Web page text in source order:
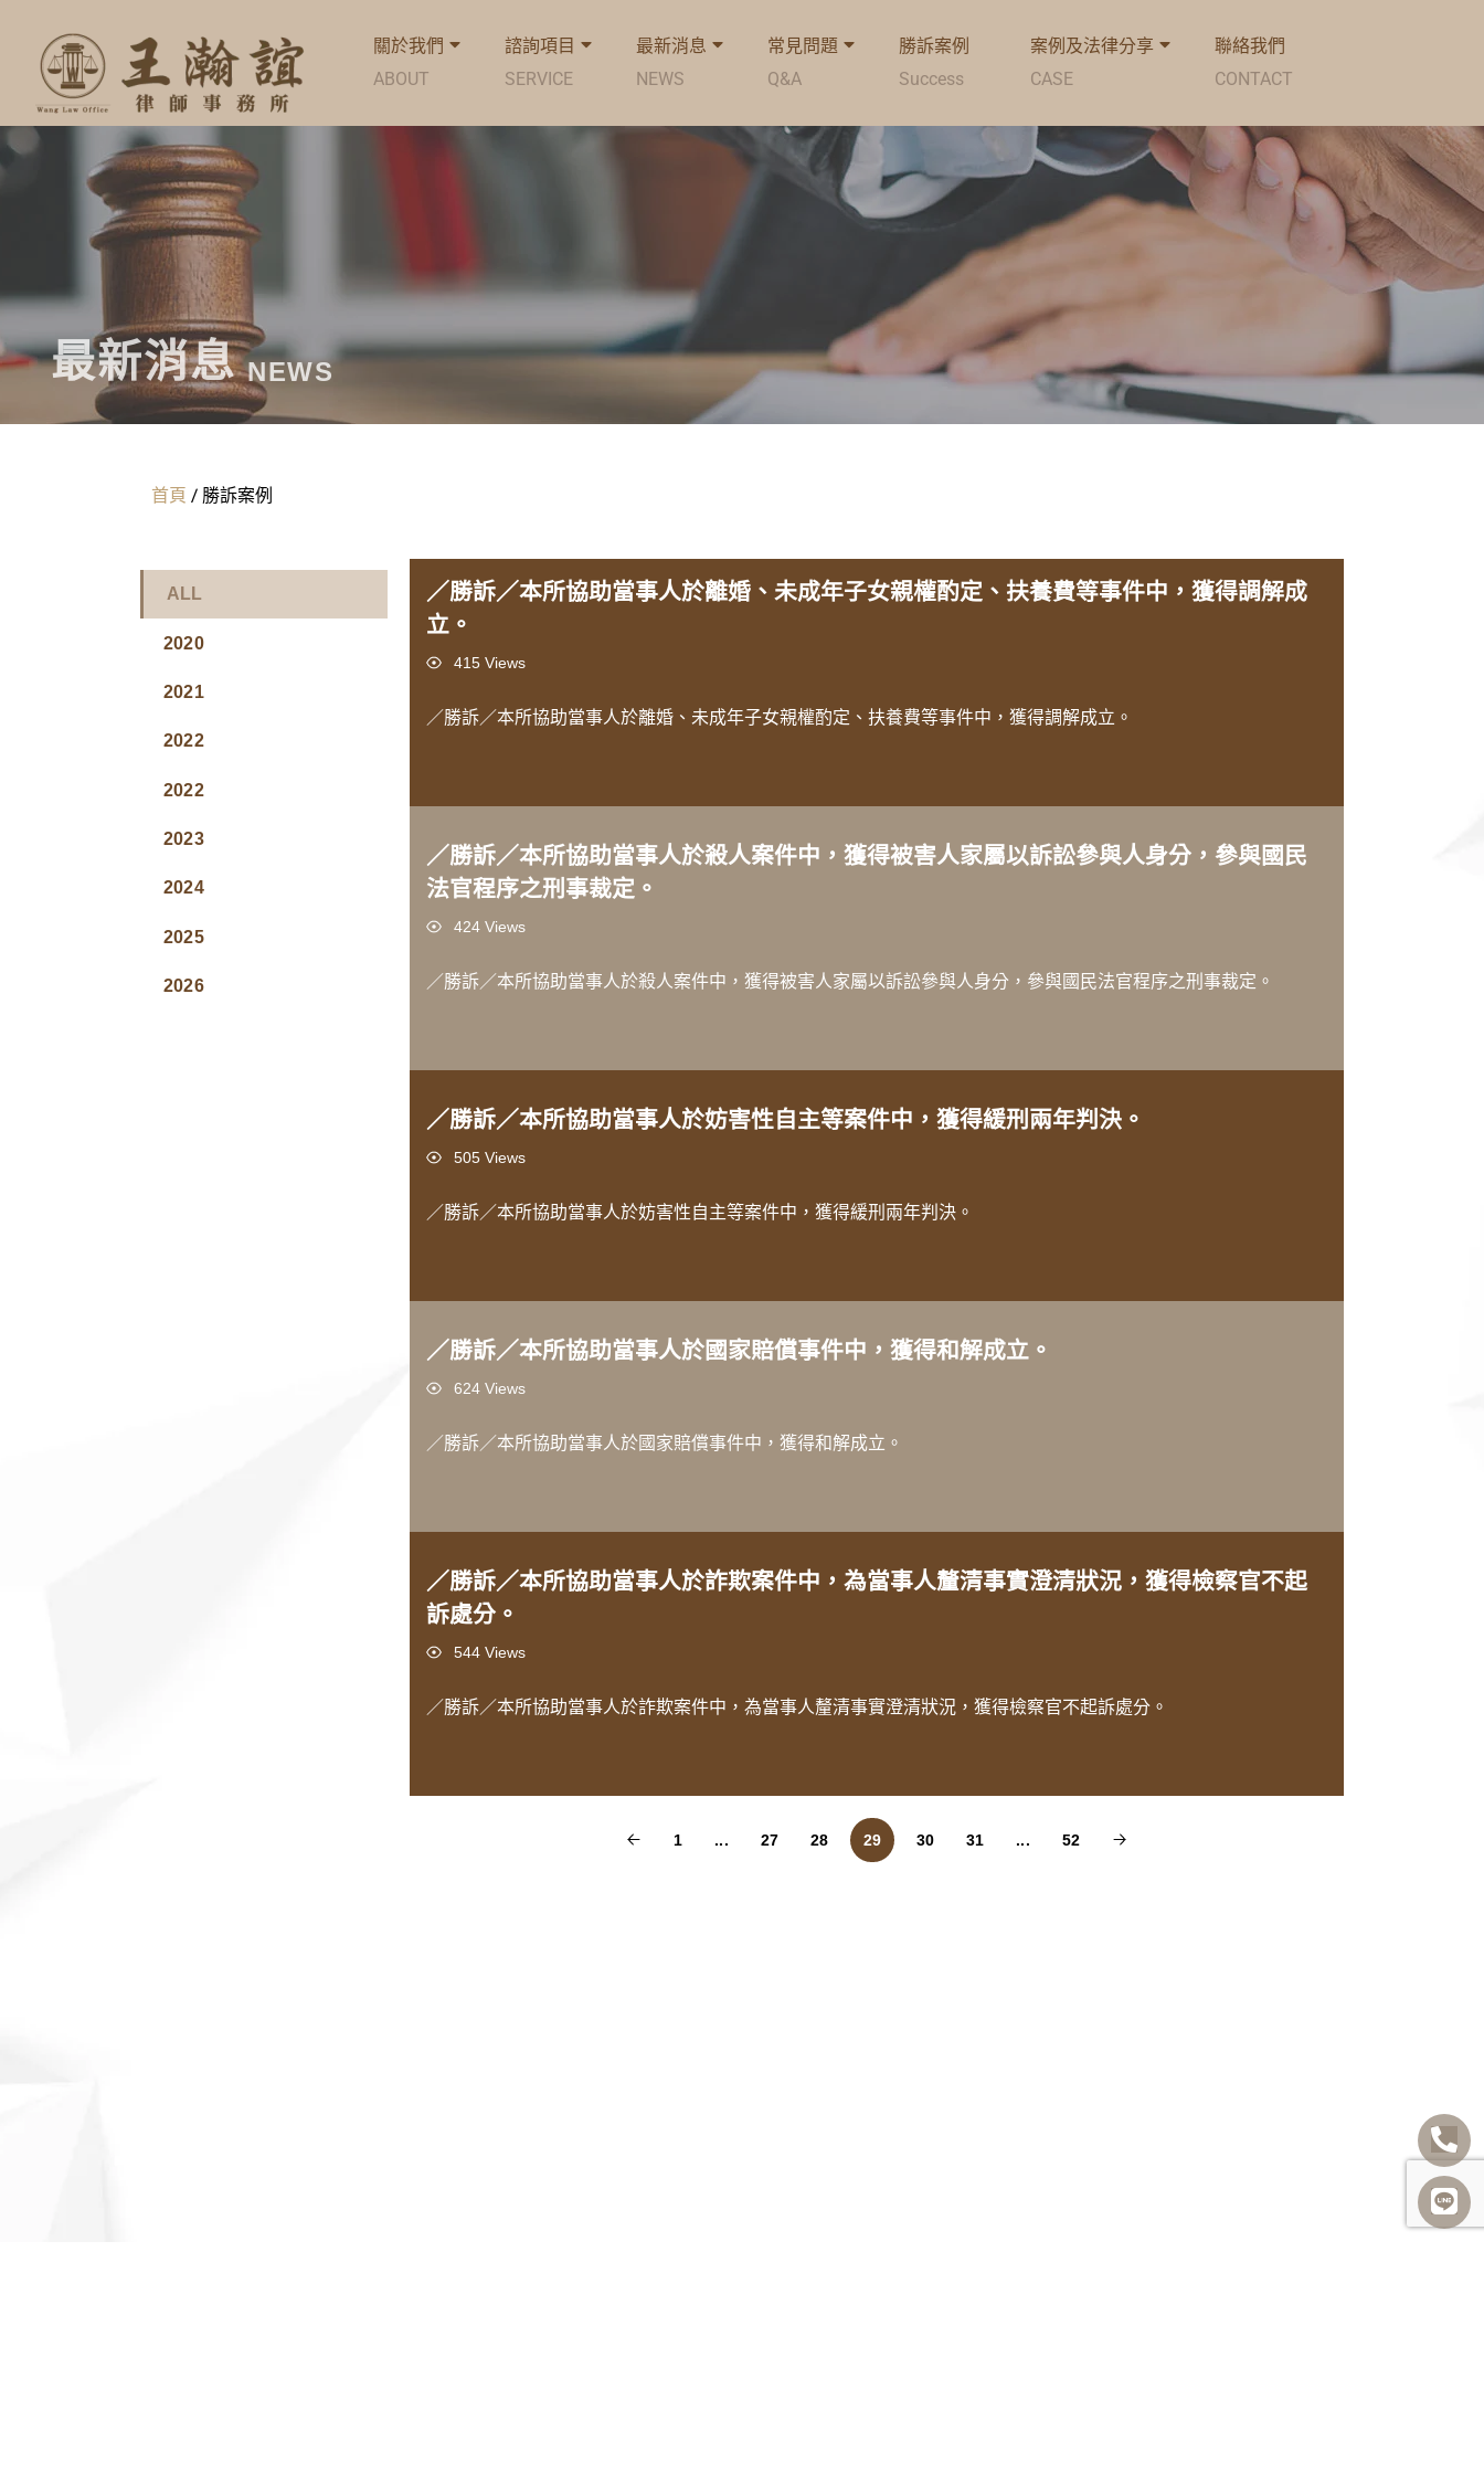
關於我們
ABOUT
諮詢項目
SERVICE
最新消息
NEWS
常見問題
Q&A
勝訴案例
Success
案例及法律分享
CASE
聯絡我們
CONTACT
最新消息 NEWS
首頁 / 勝訴案例
ALL
2020
2021
2022
2022
2023
2024
2025
2026
／勝訴／本所協助當事人於離婚、未成年子女親權酌定、扶養費等事件中，獲得調解成
立。
Views415 Views
／勝訴／本所協助當事人於離婚、未成年子女親權酌定、扶養費等事件中，獲得調解成立。
／勝訴／本所協助當事人於殺人案件中，獲得被害人家屬以訴訟參與人身分，參與國民
法官程序之刑事裁定。
Views424 Views
／勝訴／本所協助當事人於殺人案件中，獲得被害人家屬以訴訟參與人身分，參與國民法官程序之刑事裁定。
／勝訴／本所協助當事人於妨害性自主等案件中，獲得緩刑兩年判決。
Views505 Views
／勝訴／本所協助當事人於妨害性自主等案件中，獲得緩刑兩年判決。
／勝訴／本所協助當事人於國家賠償事件中，獲得和解成立。
Views624 Views
／勝訴／本所協助當事人於國家賠償事件中，獲得和解成立。
／勝訴／本所協助當事人於詐欺案件中，為當事人釐清事實澄清狀況，獲得檢察官不起
訴處分。
Views544 Views
／勝訴／本所協助當事人於詐欺案件中，為當事人釐清事實澄清狀況，獲得檢察官不起訴處分。
1 ... 27 28 29 30 31 ... 52